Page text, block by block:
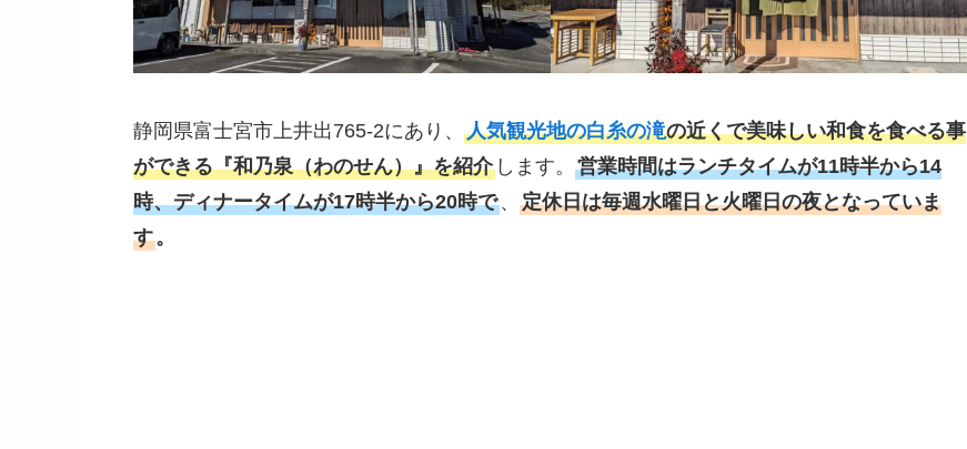
静岡県富士宮市上井出765-2にあり、 人気観光地の白糸の滝の近くで美味しい和食を食べる事
ができる『和乃泉（わのせん）』を紹介 します。 営業時間はランチタイムが11時半から14
時、ディナータイムが17時半から20時で 、 定休日は毎週水曜日と火曜日の夜となっていま
す。